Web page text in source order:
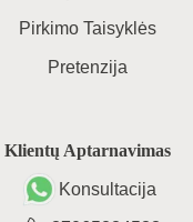
Pirkimo Taisyklės
Pretenzija
Klientų Aptarnavimas
Konsultacija